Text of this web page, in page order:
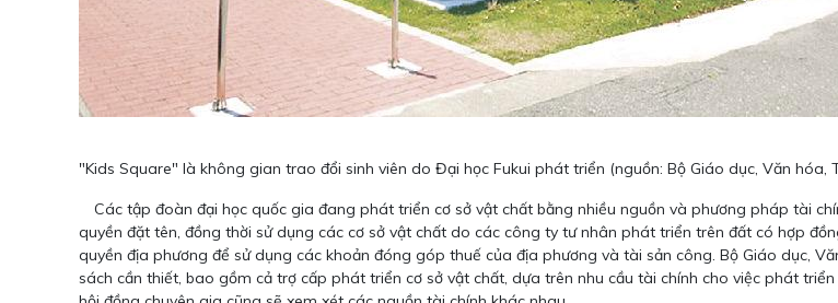
"Kids Square" là không gian trao đổi sinh viên do Đại học Fukui phát triển (nguồn: Bộ Giáo dục, Văn hóa,
Các tập đoàn đại học quốc gia đang phát triển cơ sở vật chất bằng nhiều nguồn và phương pháp tài
quyền đặt tên, đồng thời sử dụng các cơ sở vật chất do các công ty tư nhân phát triển trên đất có hợp
quyền địa phương để sử dụng các khoản đóng góp thuế của địa phương và tài sản công. Bộ Giáo dục,
sách cần thiết, bao gồm cả trợ cấp phát triển cơ sở vật chất, dựa trên nhu cầu tài chính cho việc phát